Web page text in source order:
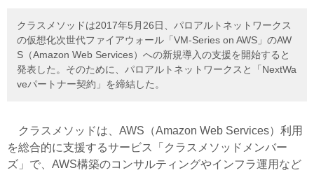
クラスメソッドは2017年5月26日、パロアルトネットワークス
の仮想化次世代ファイアウォール「VM-Series on AWS」のAW
S（Amazon Web Services）への新規導入の支援を開始すると
発表した。そのために、パロアルトネットワークスと「NextWa
veパートナー契約」を締結した。
クラスメソッドは、AWS（Amazon Web Services）利用
を総合的に支援するサービス「クラスメソッドメンバー
ズ」で、AWS構築のコンサルティングやインフラ運用など